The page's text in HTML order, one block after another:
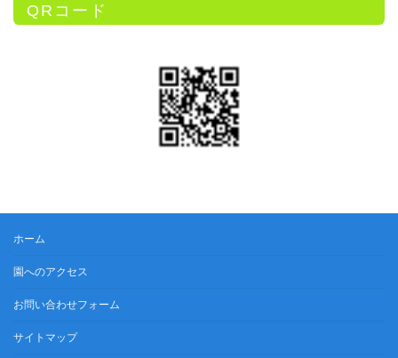
QRコード
ホーム
園へのアクセス
お問い合わせフォーム
サイトマップ